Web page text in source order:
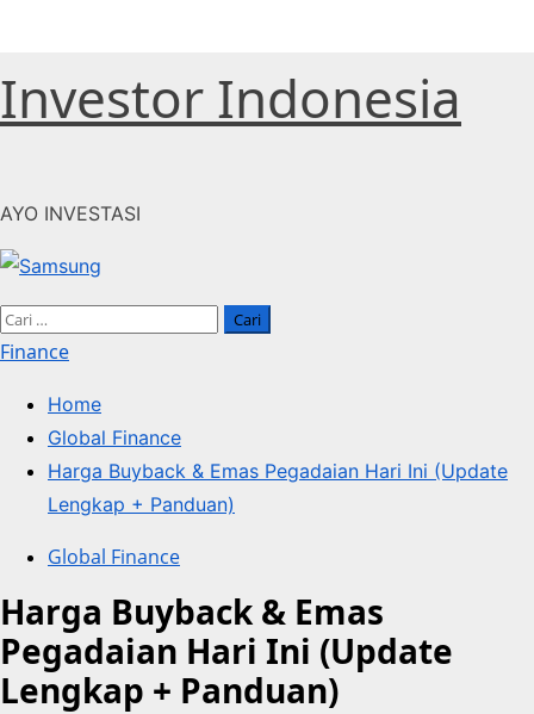
Investor Indonesia
AYO INVESTASI
Primary
Menu
Cari
untuk:
Finance
Home
Global Finance
Harga Buyback & Emas Pegadaian Hari Ini (Update
Lengkap + Panduan)
Global Finance
Harga Buyback & Emas
Pegadaian Hari Ini (Update
Lengkap + Panduan)